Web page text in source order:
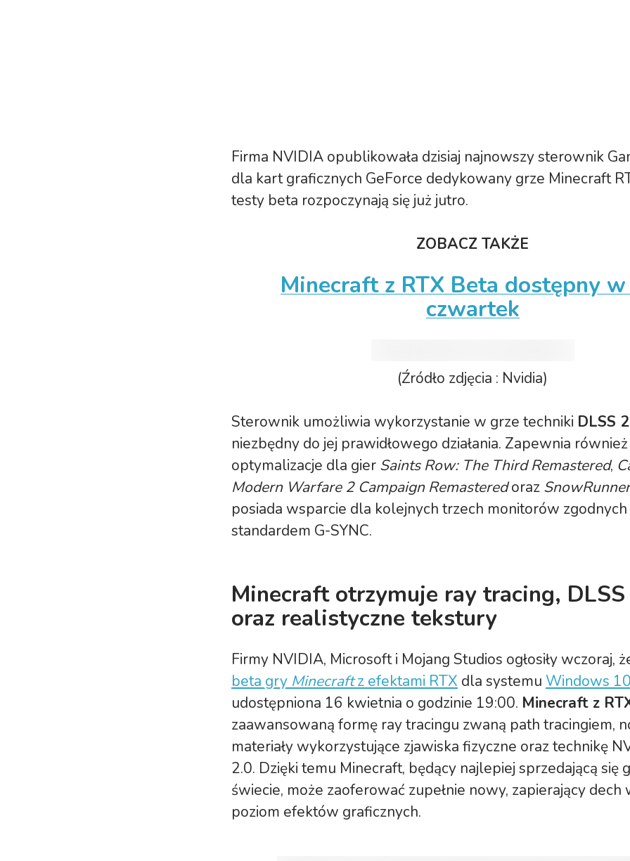
Firma NVIDIA opublikowała dzisiaj najnowszy sterownik
dla kart graficznych GeForce dedykowany grze Minecraft
testy beta rozpoczynają się już jutro.
ZOBACZ TAKŻE
Minecraft z RTX Beta dostępny
czwartek
(Źródło zdjęcia : Nvidia)
Sterownik umożliwia wykorzystanie w grze techniki DLSS
niezbędny do jej prawidłowego działania. Zapewnia również
optymalizacje dla gier Saints Row: The Third Remastered,
Modern Warfare 2 Campaign Remasteredoraz SnowRunner
posiada wsparcie dla kolejnych trzech monitorów zgodnych
standardem G-SYNC.
Minecraft otrzymuje ray tracing,
oraz realistyczne tekstury
Firmy NVIDIA, Microsoft i Mojang Studios ogłosiły wczoraj,
beta gry Minecraftz efektami RTX dla systemu Windows
udostępniona 16 kwietnia o godzinie 19:00. Minecraft z
zaawansowaną formę ray tracingu zwaną path tracingiem,
materiały wykorzystujące zjawiska fizyczne oraz technikę
2.0. Dzięki temu Minecraft, będący najlepiej sprzedającą się
świecie, może zaoferować zupełnie nowy, zapierający dech
poziom efektów graficznych.